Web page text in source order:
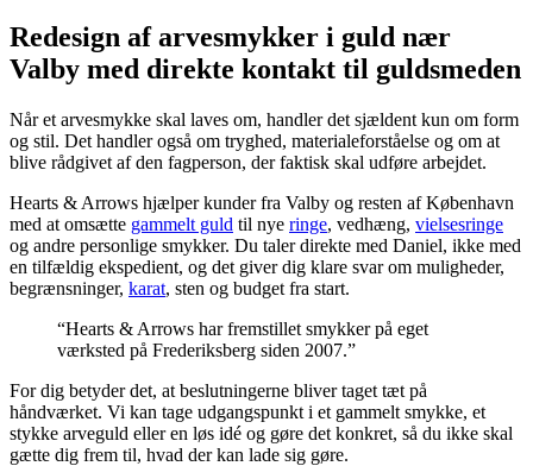
Redesign af arvesmykker i guld nær
Valby med direkte kontakt til guldsmeden
Når et arvesmykke skal laves om, handler det sjældent kun om form
og stil. Det handler også om tryghed, materialeforståelse og om at
blive rådgivet af den fagperson, der faktisk skal udføre arbejdet.
Hearts & Arrows hjælper kunder fra Valby og resten af København
med at omsætte gammelt guld til nye ringe, vedhæng, vielsesringe
og andre personlige smykker. Du taler direkte med Daniel, ikke med
en tilfældig ekspedient, og det giver dig klare svar om muligheder,
begrænsninger, karat, sten og budget fra start.
“Hearts & Arrows har fremstillet smykker på eget
værksted på Frederiksberg siden 2007.”
For dig betyder det, at beslutningerne bliver taget tæt på
håndværket. Vi kan tage udgangspunkt i et gammelt smykke, et
stykke arveguld eller en løs idé og gøre det konkret, så du ikke skal
gætte dig frem til, hvad der kan lade sig gøre.